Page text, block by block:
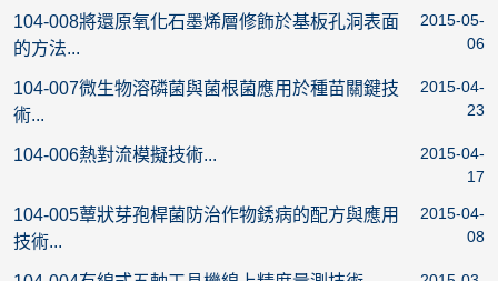
104-008將還原氧化石墨烯層修飾於基板孔洞表面
的方法...
2015-05-
06
104-007微生物溶磷菌與菌根菌應用於種苗關鍵技
術...
2015-04-
23
104-006熱對流模擬技術...
2015-04-
17
104-005蕈狀芽孢桿菌防治作物銹病的配方與應用
技術...
2015-04-
08